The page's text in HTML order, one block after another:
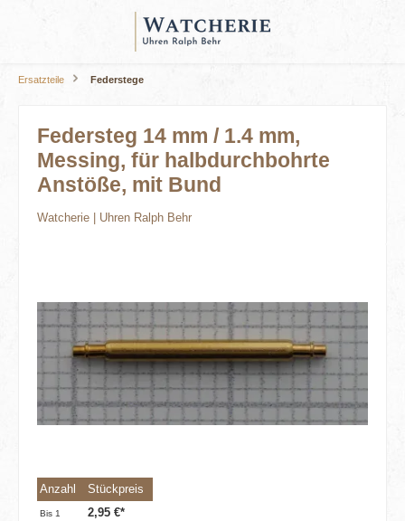
Ersatzteile Federstege
Federsteg 14 mm / 1.4 mm,
Messing, für halbdurchbohrte
Anstöße, mit Bund
Watcherie | Uhren Ralph Behr
Anzahl Stückpreis
Bis 1 2,95 €*